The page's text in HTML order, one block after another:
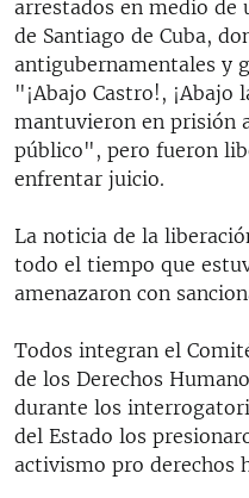
arrestados en medio de
de Santiago de Cuba,
antigubernamentales y
"¡Abajo Castro!,
mantuvieron en prisión
público", pero fueron
enfrentar juicio.
La noticia de la
todo el tiempo que
amenazaron con
Todos integran el
de los Derechos
durante los
del Estado los
activismo pro derechos